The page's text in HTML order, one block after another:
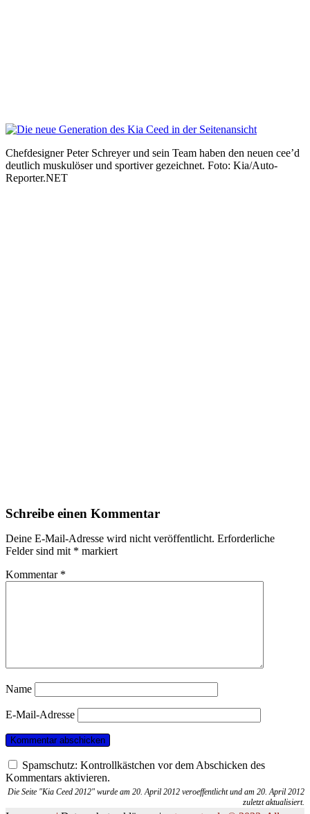
Chefdesigner Peter Schreyer und sein Team haben den neuen cee’d
deutlich muskulöser und sportiver gezeichnet. Foto: Kia/Auto-
Reporter.NET
Schreibe einen Kommentar
Deine E-Mail-Adresse wird nicht veröffentlicht. Erforderliche
Felder sind mit * markiert
Kommentar *
Name
E-Mail-Adresse
Spamschutz: Kontrollkästchen vor dem Abschicken des
Kommentars aktivieren.
Die Seite "Kia Ceed 2012" wurde am 20. April 2012 veroeffentlicht und am 20. April 2012
zuletzt aktualisiert.